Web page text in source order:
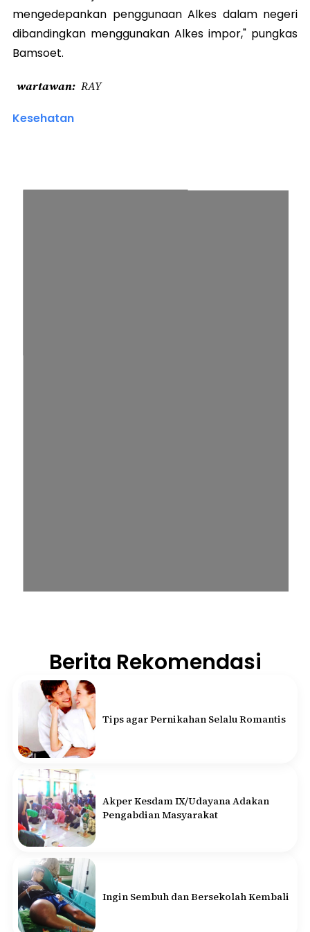
mengedepankan penggunaan Alkes dalam negeri
dibandingkan menggunakan Alkes impor," pungkas
Bamsoet.
wartawan RAY
Kesehatan
Berita Rekomendasi
Tips agar Pernikahan Selalu Romantis
Akper Kesdam IX/Udayana Adakan
Pengabdian Masyarakat
Ingin Sembuh dan Bersekolah Kembali